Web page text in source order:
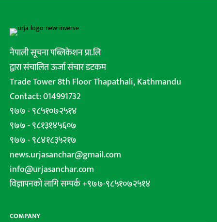
नेपाली सूचना पब्लिकेशन प्रा.लि
द्वारा संचालित ऊर्जा संचार डटकम
Trade Tower 8th Floor Thapathali, Kathmandu
Contact: 014991732
९७७ - ९८५१०७२५१४
९७७ - ९८१३१४५६०७
९७७ - ९८४१८३५२१७
news.urjasanchar@gmail.com
info@urjasanchar.com
विज्ञापनको लागि सम्पर्क +९७७-९८५१०७२५१४
COMPANY